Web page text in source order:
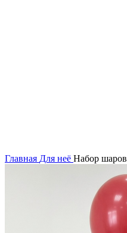
Главная Для неё Набор шаров